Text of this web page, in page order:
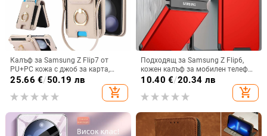
Калъф за Samsung Z Flip7 от
PU+PC кожа с джоб за карта,
пръстен за държане, еластичен
държач за карти и кръстосана
презрамка
25.66 €/50.19 лв
add_shopping_cart
Подходящ за Samsung Z Flip6,
кожен калъф за мобилен телефон
Flip5, твърд двустранен калъф
против падане за Flip7, защитен
калъф Armor
10.40 €/20.34 лв
add_shopping_cart